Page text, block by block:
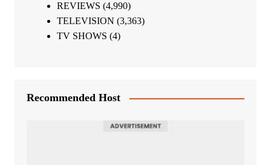
REVIEWS (4,990)
TELEVISION (3,363)
TV SHOWS (4)
Recommended Host